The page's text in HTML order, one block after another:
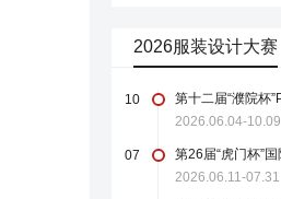
2026服装设计大赛
10
2026.06.04-10.09
07
2026.06.11-07.31